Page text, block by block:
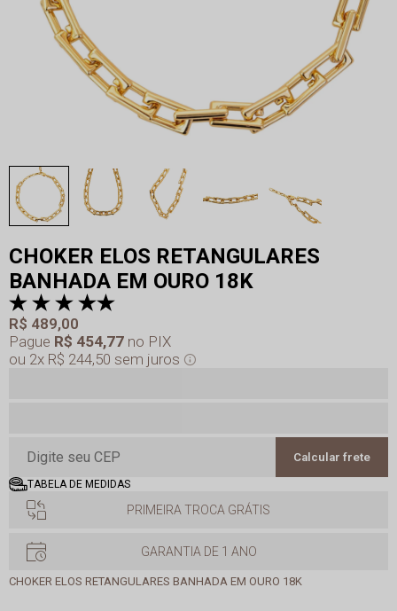
CHOKER ELOS RETANGULARES
BANHADA EM OURO 18K
Pague R$ 454,77no PIX
R$ 489,00
2x R$ 244,50 sem juros
Calcular frete
TABELA DE MEDIDAS
PRIMEIRA TROCA GRÁTIS
GARANTIA DE 1 ANO
CHOKER ELOS RETANGULARES BANHADA EM OURO 18K